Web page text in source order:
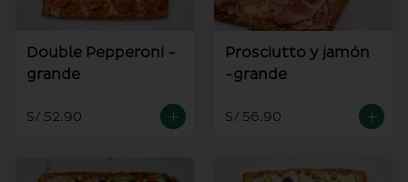
Double Pepperoni -
grande
S/ 52.90
Prosciutto y jamón
-grande
S/ 56.90